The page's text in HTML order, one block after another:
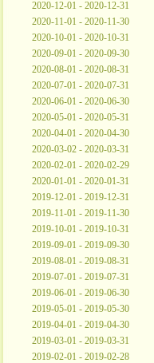
2020-12-01 - 2020-12-31
2020-11-01 - 2020-11-30
2020-10-01 - 2020-10-31
2020-09-01 - 2020-09-30
2020-08-01 - 2020-08-31
2020-07-01 - 2020-07-31
2020-06-01 - 2020-06-30
2020-05-01 - 2020-05-31
2020-04-01 - 2020-04-30
2020-03-02 - 2020-03-31
2020-02-01 - 2020-02-29
2020-01-01 - 2020-01-31
2019-12-01 - 2019-12-31
2019-11-01 - 2019-11-30
2019-10-01 - 2019-10-31
2019-09-01 - 2019-09-30
2019-08-01 - 2019-08-31
2019-07-01 - 2019-07-31
2019-06-01 - 2019-06-30
2019-05-01 - 2019-05-30
2019-04-01 - 2019-04-30
2019-03-01 - 2019-03-31
2019-02-01 - 2019-02-28